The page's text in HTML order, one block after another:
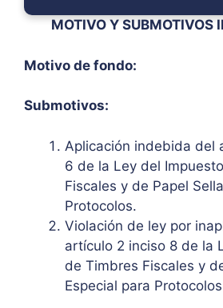
MOTIVO Y SUBMOTIVOS
Motivo de fondo:
Submotivos:
Aplicación indebida del
6 de la Ley del
Fiscales y de Papel
Protocolos.
Violación de ley por
artículo 2 inciso 8 de la
de Timbres Fiscales y
Especial para